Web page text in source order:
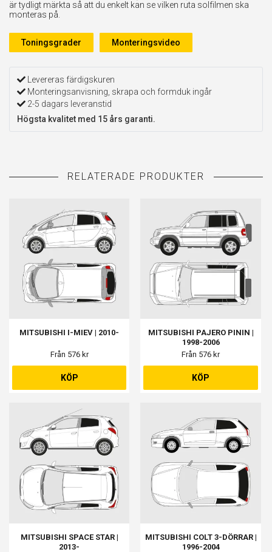
är tydligt märkta så att du enkelt kan se vilken ruta solfilmen ska
monteras på.
Toningsgrader Monteringsvideo
Levereras färdigskuren
Monteringsanvisning, skrapa och formduk ingår
2-5 dagars leveranstid
Högsta kvalitet med 15 års garanti.
MITSUBISHI I-MIEV | 2010-
Från 576 kr
KÖP
MITSUBISHI PAJERO PININ |
1998-2006
Från 576 kr
KÖP
MITSUBISHI SPACE STAR |
2013-
MITSUBISHI COLT 3-DÖRRAR |
1996-2004